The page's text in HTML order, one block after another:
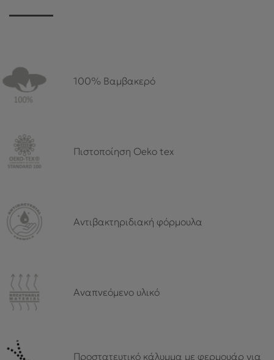
100% Βαμβακερό
Πιστοποίηση Oeko tex
Αντιβακτηριδιακή φόρμουλα
Αναπνεόμενο υλικό
Προστατευτικό κάλυμμα με φερμουάρ για